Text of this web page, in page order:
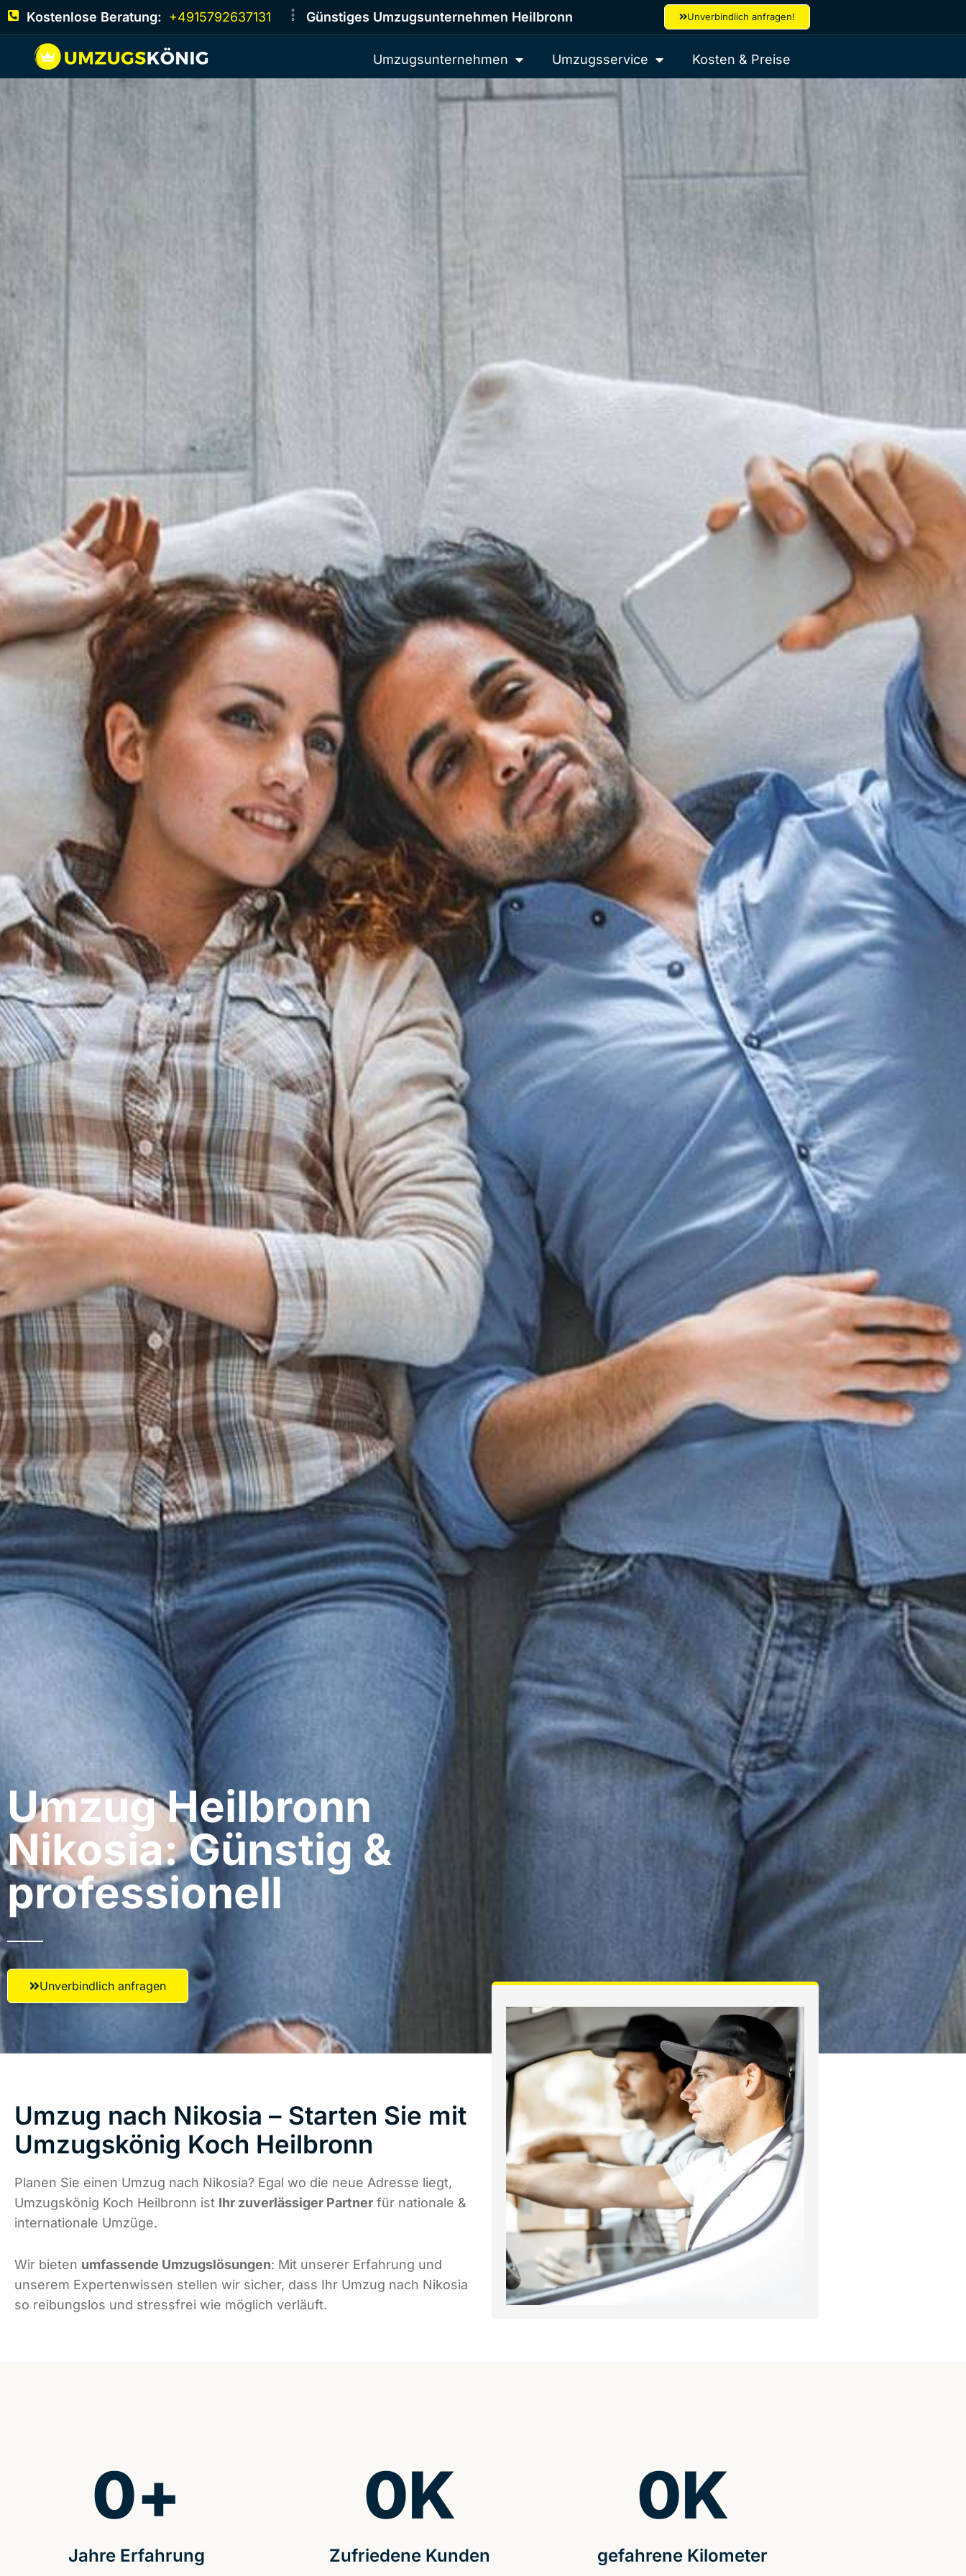
Kostenlose Beratung: +4915792637131 Günstiges Umzugsunternehmen Heilbronn Unverbindlich anfragen!
Umzugsunternehmen Umzugsservice Kosten & Preise
Umzug Heilbronn​
Nikosia: Günstig &
professionell​
Unverbindlich anfragen
Umzug nach Nikosia – Starten Sie mit
Umzugskönig Koch Heilbronn
Planen Sie einen Umzug nach Nikosia? Egal wo die neue Adresse liegt,
Umzugskönig Koch Heilbronn ist Ihr zuverlässiger Partner für nationale &
internationale Umzüge.
Wir bieten umfassende Umzugslösungen: Mit unserer Erfahrung und
unserem Expertenwissen stellen wir sicher, dass Ihr Umzug nach Nikosia
so reibungslos und stressfrei wie möglich verläuft.
Jahre Erfahrung
0+
Zufriedene Kunden
0K
gefahrene Kilometer
0K